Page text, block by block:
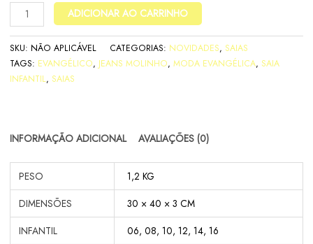
ADICIONAR AO CARRINHO
SKU: NÃO APLICÁVEL CATEGORIAS: NOVIDADES, SAIAS
TAGS: EVANGÉLICO, JEANS MOLINHO, MODA EVANGÉLICA, SAIA
INFANTIL, SAIAS
INFORMAÇÃO ADICIONAL AVALIAÇÕES (0)
PESO
1,2 KG
DIMENSÕES
30 × 40 × 3 CM
INFANTIL
06, 08, 10, 12, 14, 16